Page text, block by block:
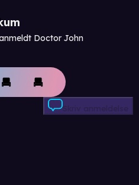
Doctor John
Skriv anmeldelse